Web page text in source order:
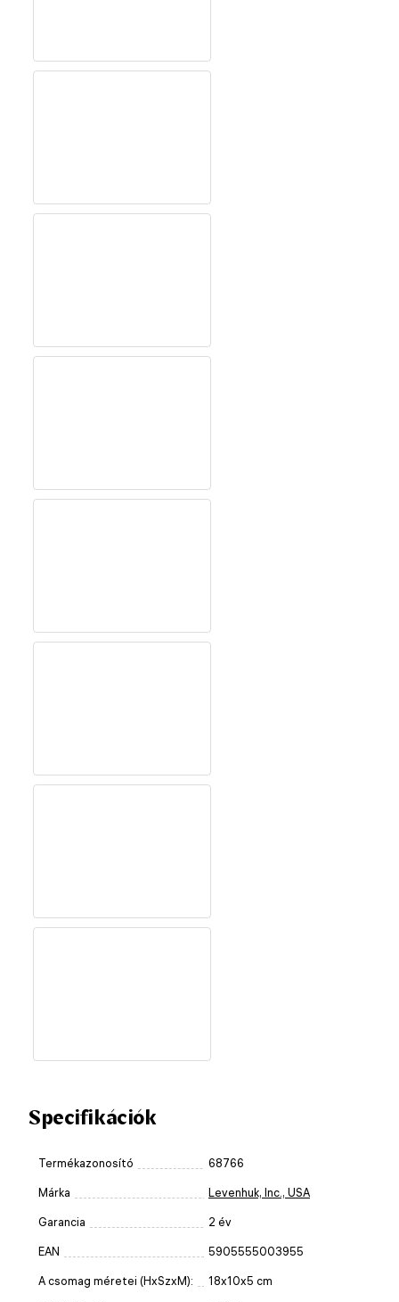
Specifikációk
Termékazonosító 68766
Márka Levenhuk, Inc., USA
Garancia 2 év
EAN 5905555003955
A csomag méretei (HxSzxM): 18x10x5 cm